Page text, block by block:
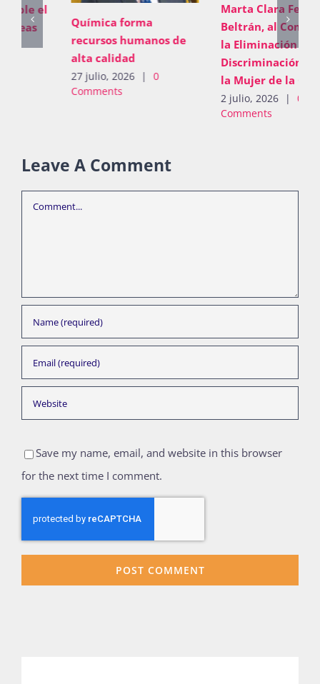
Química forma
recursos humanos de
alta calidad
27 julio, 2026 | 0
Comments
Marta Clara Ferreyra
Beltrán, al Comité para
la Eliminación de la
Discriminación contra
la Mujer de la ONU
2 julio, 2026 | 0
Comments
Leave A Comment
Comment
Save my name, email, and website in this browser
for the next time I comment.